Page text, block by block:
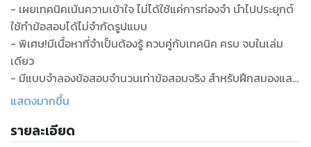
- เผยเทคนิคเน้นความเข้าใจ ไม่ได้ใช้แค่การท่องจำ นำไปประยุกต์
ใช้ทำข้อสอบได้ไม่จำกัดรูปแบบ
- พิเศษ!มีเนื้อหาที่จำเป็นต้องรู้ ควบคู่กับเทคนิค ครบ จบในเล่ม
เดียว
- มีแบบจำลองข้อสอบจำนวนเท่าข้อสอบจริง สำหรับฝึกสมองและ
ทดลองจับเวลา พร้อมเฉลยละเอียด เคลียร์ทุกจุดที่ข้องใจ
ใกล้ๆ
แสดงมากขึ้น
รายละเอียด